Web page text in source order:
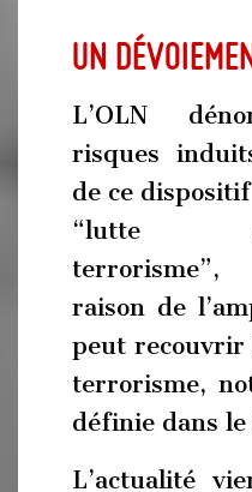
Un
L’OLN
risques
de ce
“lutte
raison de
peut recouvrir
terrorisme,
définie dans le
L’actualité